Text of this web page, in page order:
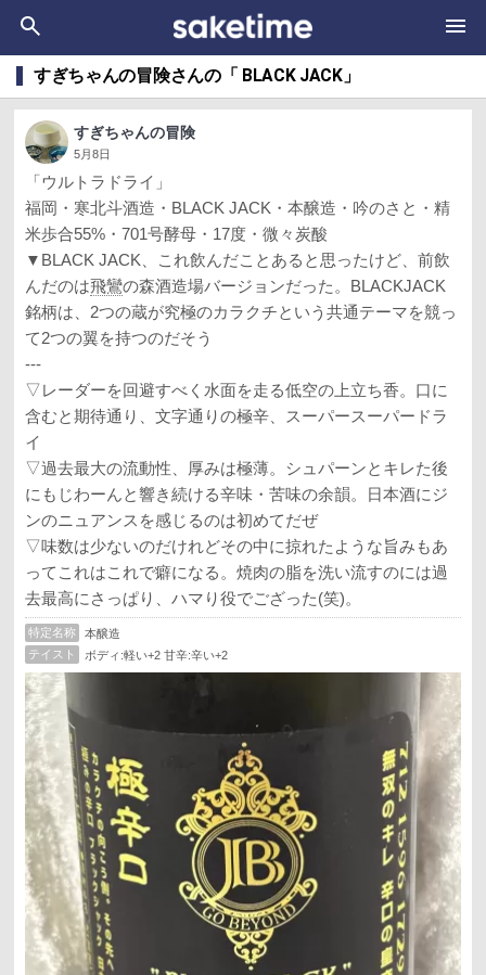
すぎちゃんの冒険さんの「 BLACK JACK」
すぎちゃんの冒険
5月8日
「ウルトラドライ」
福岡・寒北斗酒造・BLACK JACK・本醸造・吟のさと・精
米歩合55%・701号酵母・17度・微々炭酸
▼BLACK JACK、これ飲んだことあると思ったけど、前飲
んだのは飛鸞の森酒造場バージョンだった。BLACKJACK
銘柄は、2つの蔵が究極のカラクチという共通テーマを競っ
て2つの翼を持つのだそう
---
▽レーダーを回避すべく水面を走る低空の上立ち香。口に
含むと期待通り、文字通りの極辛、スーパースーパードラ
イ
▽過去最大の流動性、厚みは極薄。シュパーンとキレた後
にもじわーんと響き続ける辛味・苦味の余韻。日本酒にジ
ンのニュアンスを感じるのは初めてだぜ
▽味数は少ないのだけれどその中に掠れたような旨みもあ
ってこれはこれで癖になる。焼肉の脂を洗い流すのには過
去最高にさっぱり、ハマり役でござった(笑)。
特定名称
本醸造
テイスト
ボディ:軽い+2 甘辛:辛い+2